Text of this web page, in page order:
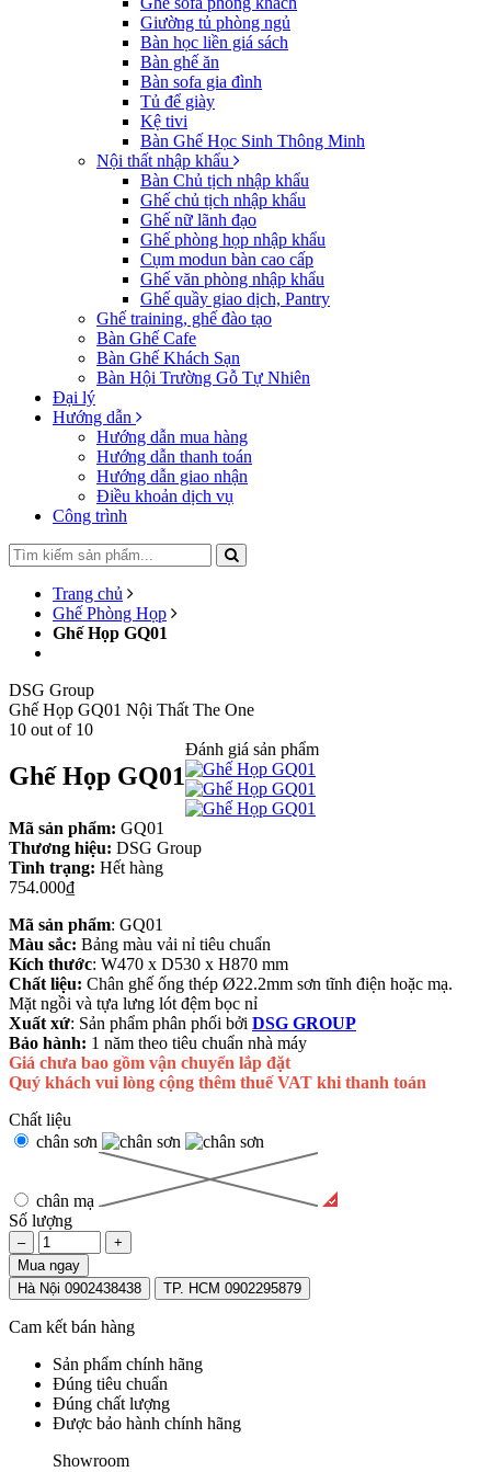
Giường tủ phòng ngủ
Bàn học liền giá sách
Bàn ghế ăn
Bàn sofa gia đình
Tủ để giày
Kệ tivi
Bàn Ghế Học Sinh Thông Minh
Nội thất nhập khẩu
Bàn Chủ tịch nhập khẩu
Ghế chủ tịch nhập khẩu
Ghế nữ lãnh đạo
Ghế phòng họp nhập khẩu
Cụm modun bàn cao cấp
Ghế văn phòng nhập khẩu
Ghế quầy giao dịch, Pantry
Ghế training, ghế đào tạo
Bàn Ghế Cafe
Bàn Ghế Khách Sạn
Bàn Hội Trường Gỗ Tự Nhiên
Đại lý
Hướng dẫn
Hướng dẫn mua hàng
Hướng dẫn thanh toán
Hướng dẫn giao nhận
Điều khoản dịch vụ
Công trình
Trang chủ
Ghế Phòng Họp
Ghế Họp GQ01
DSG Group
Ghế Họp GQ01 Nội Thất The One
10 out of 10
Ghế Họp GQ01
Đánh giá sản phẩm
Mã sản phẩm: GQ01
Thương hiệu: DSG Group
Tình trạng: Hết hàng
754.000₫
Mã sản phẩm: GQ01
Màu sắc: Bảng màu vải nỉ tiêu chuẩn
Kích thước: W470 x D530 x H870 mm
Chất liệu: Chân ghế ống thép Ø22.2mm sơn tĩnh điện hoặc mạ.
Mặt ngồi và tựa lưng lót đệm bọc nỉ
Xuất xứ: Sản phẩm phân phối bởi DSG GROUP
Bảo hành: 1 năm theo tiêu chuẩn nhà máy
Giá chưa bao gồm vận chuyển lắp đặt
Quý khách vui lòng cộng thêm thuế VAT khi thanh toán
Chất liệu
chân sơn
chân mạ
Số lượng
–
+
Mua ngay
Hà Nội 0902438438
TP. HCM 0902295879
Cam kết bán hàng
Sản phẩm chính hãng
Đúng tiêu chuẩn
Đúng chất lượng
Được bảo hành chính hãng
Showroom